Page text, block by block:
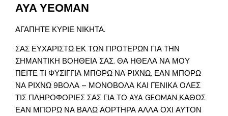
ΑΥΑ ΥΕΟΜΑΝ
ΑΓΑΠΗΤΕ ΚΥΡΙΕ ΝΙΚΗΤΑ.
ΣΑΣ ΕΥΧΑΡΙΣΤΩ ΕΚ ΤΩΝ ΠΡΟΤΕΡΩΝ ΓΙΑ ΤΗΝ
ΣΗΜΑΝΤΙΚΗ ΒΟΗΘΕΙΑ ΣΑΣ. ΘΑ ΗΘΕΛΑ ΝΑ ΜΟΥ
ΠΕΙΤΕ ΤΙ ΦΥΣΙΓΓΙΑ ΜΠΟΡΩ ΝΑ ΡΙΧΝΩ, ΕΑΝ ΜΠΟΡΩ
ΝΑ ΡΙΧΝΩ 9ΒΟΛΑ – ΜΟΝΟΒΟΛΑ ΚΑΙ ΓΕΝΙΚΑ ΟΛΕΣ
ΤΙΣ ΠΛΗΡΟΦΟΡΙΕΣ ΣΑΣ ΓΙΑ ΤΟ AYA GEOMAN ΚΑΘΩΣ
ΕΑΝ ΜΠΟΡΩ ΝΑ ΒΑΛΩ ΑΟΡΤΗΡΑ ΑΛΛΑ ΟΧΙ ΑΥΤΟΝ